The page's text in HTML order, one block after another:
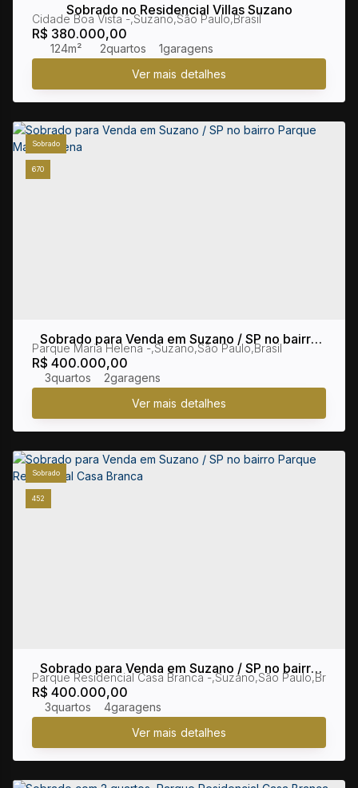
Sobrado no Residencial Villas Suzano
R$ 380.000,00
Cidade Boa Vista ,Suzano,São Paulo,Brasil
2
124m² 1
670
Sobrado
Sobrado para Venda em Suzano / SP no bairro
Parque Maria Helena
R$ 400.000,00
Parque Maria Helena ,Suzano,São Paulo,Brasil
3 2
452
Sobrado
Sobrado para Venda em Suzano / SP no bairro
Parque Residencial Casa Branca
R$ 400.000,00
Parque Residencial Casa Branca ,Suzano,São Paulo,Brasil
3 4